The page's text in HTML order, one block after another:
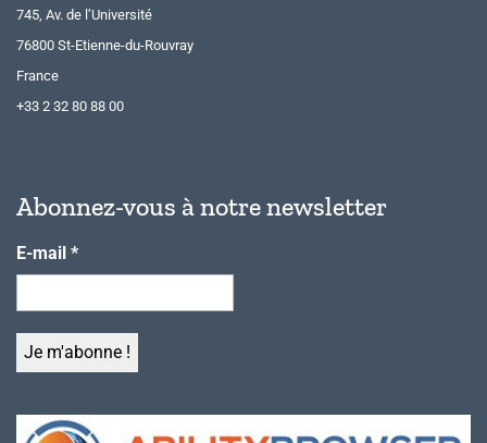
745, Av. de l’Université
76800 St-Etienne-du-Rouvray
France
+33 2 32 80 88 00
Abonnez-vous à notre newsletter
E-mail *